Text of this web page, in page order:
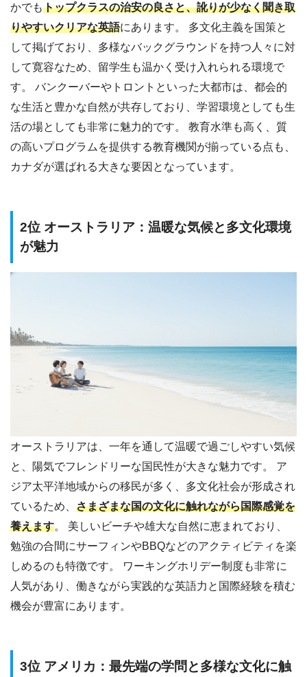
かでもトップクラスの治安の良さと、訛りが少なく聞き取
りやすいクリアな英語にあります。 多文化主義を国策と
して掲げており、多様なバックグラウンドを持つ人々に対
して寛容なため、留学生も温かく受け入れられる環境で
す。 バンクーバーやトロントといった大都市は、都会的
な生活と豊かな自然が共存しており、学習環境としても生
活の場としても非常に魅力的です。 教育水準も高く、質
の高いプログラムを提供する教育機関が揃っている点も、
カナダが選ばれる大きな要因となっています。
2位 オーストラリア：温暖な気候と多文化環境
が魅力
オーストラリアは、一年を通して温暖で過ごしやすい気候
と、陽気でフレンドリーな国民性が大きな魅力です。 ア
ジア太平洋地域からの移民が多く、多文化社会が形成され
ているため、 さまざまな国の文化に触れながら国際感覚を
養えます。 美しいビーチや雄大な自然に恵まれており、
勉強の合間にサーフィンやBBQなどのアクティビティを楽
しめるのも特徴です。 ワーキングホリデー制度も非常に
人気があり、働きながら実践的な英語力と国際経験を積む
機会が豊富にあります。
3位 アメリカ：最先端の学問と多様な文化に触